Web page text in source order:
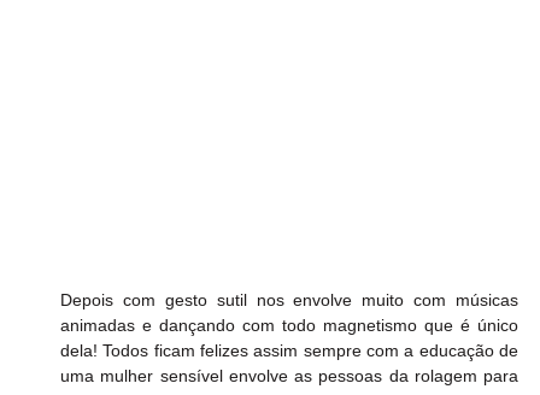
Depois com gesto sutil nos envolve muito com músicas
animadas e dançando com todo magnetismo que é único
dela! Todos ficam felizes assim sempre com a educação de
uma mulher sensível envolve as pessoas da rolagem para